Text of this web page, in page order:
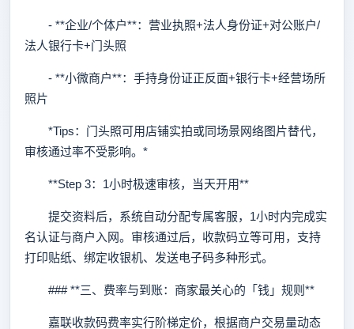
- **企业/个体户**：营业执照+法人身份证+对公账户/
法人银行卡+门头照
- **小微商户**：手持身份证正反面+银行卡+经营场所
照片
*Tips：门头照可用店铺实拍或同场景网络图片替代，
审核通过率不受影响。*
**Step 3：1小时极速审核，当天开用**
提交资料后，系统自动分配专属客服，1小时内完成实
名认证与商户入网。审核通过后，收款码立等可用，支持
打印贴纸、绑定收银机、发送电子码多种形式。
### **三、费率与到账：商家最关心的「钱」规则**
嘉联收款码费率实行阶梯定价，根据商户交易量动态